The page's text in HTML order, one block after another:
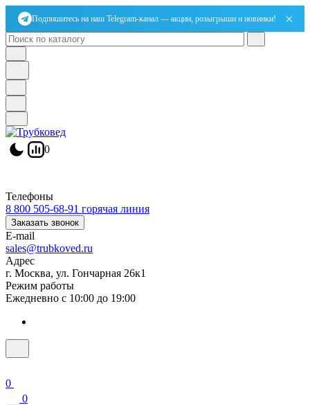
Подпишитесь на наш Telegram-канал — акции, розыгрыши и новинки! ×
0
Телефоны
8 800 505-68-91 горячая линия
Заказать звонок
E-mail
sales@trubkoved.ru
Адрес
г. Москва, ул. Гончарная 26к1
Режим работы
Ежедневно с 10:00 до 19:00
0
0